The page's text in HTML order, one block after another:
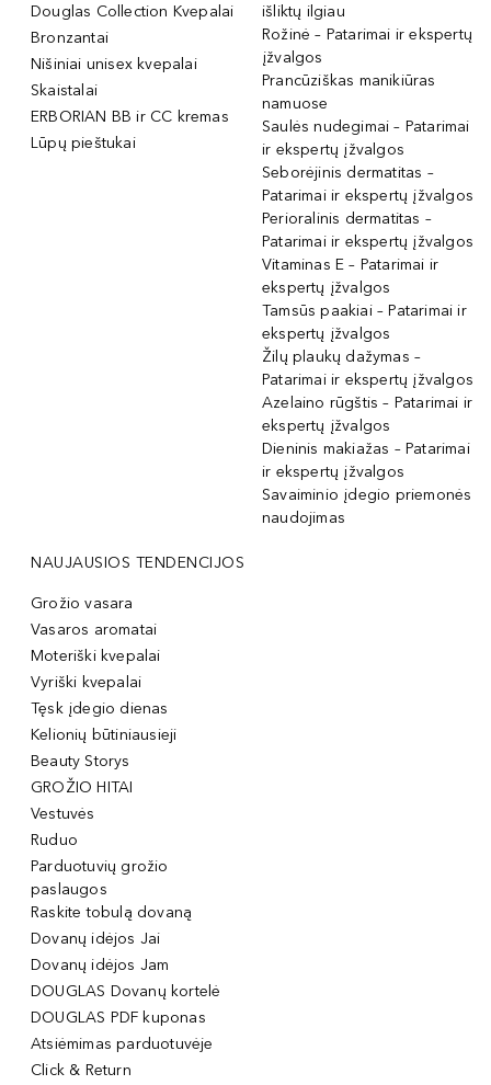
Douglas Collection Kvepalai
Bronzantai
Nišiniai unisex kvepalai
Skaistalai
ERBORIAN BB ir CC kremas
Lūpų pieštukai
išliktų ilgiau
Rožinė – Patarimai ir ekspertų
įžvalgos
Prancūziškas manikiūras
namuose
Saulės nudegimai – Patarimai
ir ekspertų įžvalgos
Seborėjinis dermatitas –
Patarimai ir ekspertų įžvalgos
Perioralinis dermatitas –
Patarimai ir ekspertų įžvalgos
Vitaminas E – Patarimai ir
ekspertų įžvalgos
Tamsūs paakiai – Patarimai ir
ekspertų įžvalgos
Žilų plaukų dažymas –
Patarimai ir ekspertų įžvalgos
Azelaino rūgštis – Patarimai ir
ekspertų įžvalgos
Dieninis makiažas – Patarimai
ir ekspertų įžvalgos
Savaiminio įdegio priemonės
naudojimas
NAUJAUSIOS TENDENCIJOS
Grožio vasara
Vasaros aromatai
Moteriški kvepalai
Vyriški kvepalai
Tęsk įdegio dienas
Kelionių būtiniausieji
Beauty Storys
GROŽIO HITAI
Vestuvės
Ruduo
Parduotuvių grožio
paslaugos
Raskite tobulą dovaną
Dovanų idėjos Jai
Dovanų idėjos Jam
DOUGLAS Dovanų kortelė
DOUGLAS PDF kuponas
Atsiėmimas parduotuvėje
Click & Return